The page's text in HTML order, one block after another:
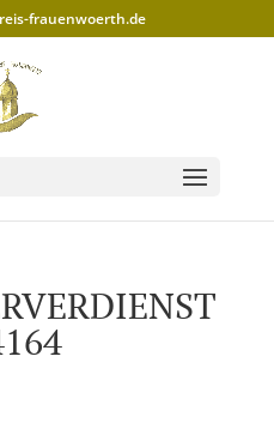
frauenwoerth.de